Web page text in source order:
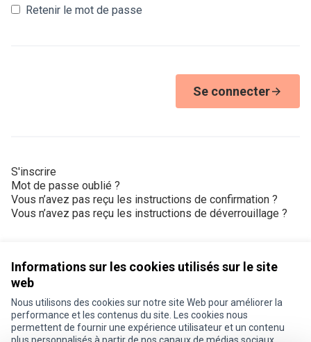
Informations sur les cookies utilisés sur le site
web
Nous utilisons des cookies sur notre site Web pour améliorer la
performance et les contenus du site. Les cookies nous
permettent de fournir une expérience utilisateur et un contenu
Retenir le mot de passe
Se connecter
S'inscrire
Mot de passe oublié ?
Vous n’avez pas reçu les instructions de confirmation ?
Vous n’avez pas reçu les instructions de déverrouillage ?
Conditions d'utilisation
Paramètres des cookies
Je participe ! sur X
Je participe ! sur Facebook
Je participe ! sur Instagram